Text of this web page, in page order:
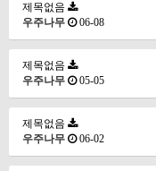
제목없음
우주나무
06-08
제목없음
우주나무
05-05
제목없음
우주나무
06-02